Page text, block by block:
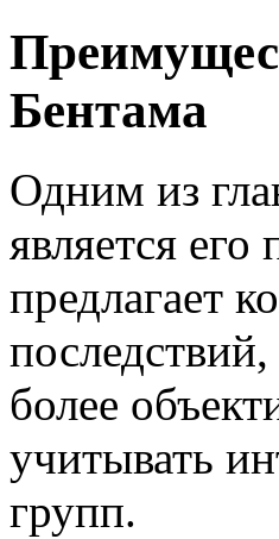
Бентама
Одним из
является
предлагает
более
учитывать
групп.